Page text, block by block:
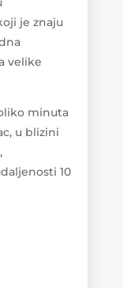
je znaju
velike
minuta
u blizini
10